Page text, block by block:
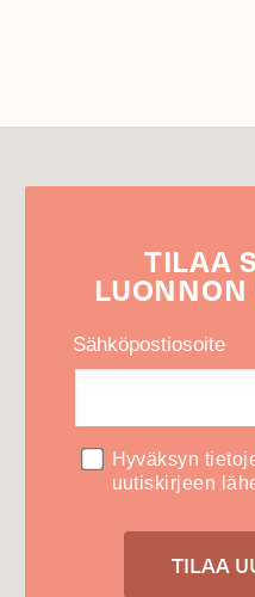
TILAA
LUONNON
Sähköpostiosoite
Hyväksyn
uutiskirjeen